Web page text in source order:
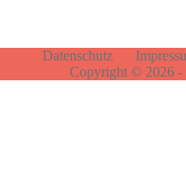
Datenschutz
Copyright © 2026 -